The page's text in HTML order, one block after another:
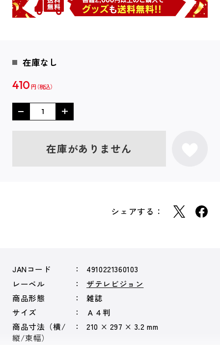
在庫なし
410 円
在庫がありません
シェアする：
JANコード
4910221360103
レーベル
ザテレビジョン
商品形態
雑誌
サイズ
Ａ４判
商品寸法（横/
縦/束幅）
210 × 297 × 3.2 mm